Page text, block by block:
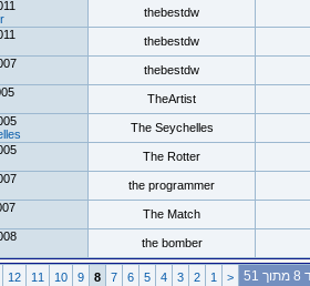
thebestdw
thebestdw
thebestdw
TheArtist
The Seychelles
The Rotter
the programmer
The Match
the bomber
<
1
2
3
4
5
6
7
8
9
10
11
12